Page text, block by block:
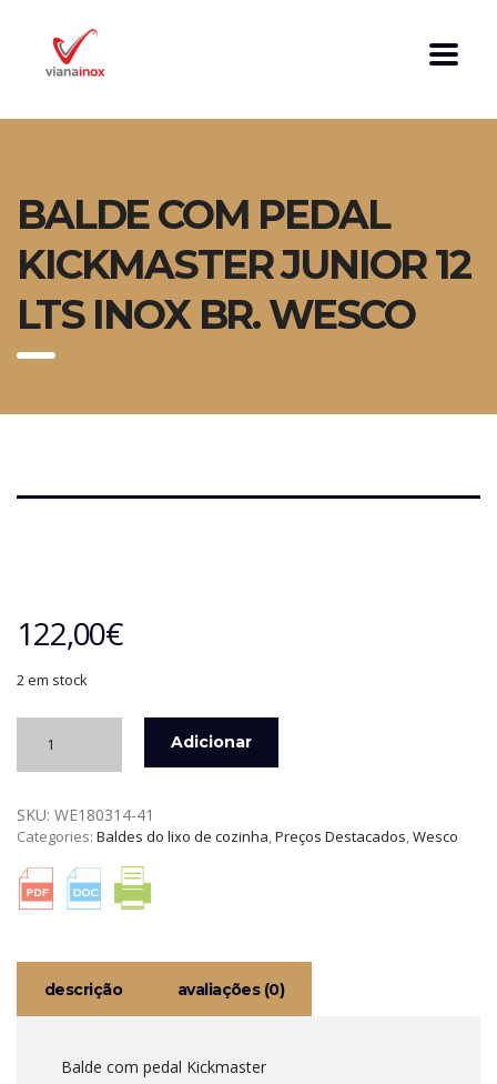
BALDE COM PEDAL
KICKMASTER JUNIOR 12
LTS INOX BR. WESCO
122,00€
2 em stock
BALDE
PEDAL
KICKMASTER
12
LTS
Adicionar
SKU: WE180314-41
Categories: Baldes do lixo de cozinha,Preços Destacados,Wesco
descrição avaliações (0)
Balde com pedal Kickmaster